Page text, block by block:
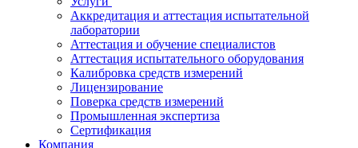
Аккредитация и аттестация испытательной
лаборатории
Аттестация и обучение специалистов
Аттестация испытательного оборудования
Калибровка средств измерений
Лицензирование
Поверка средств измерений
Промышленная экспертиза
Сертификация
Компания